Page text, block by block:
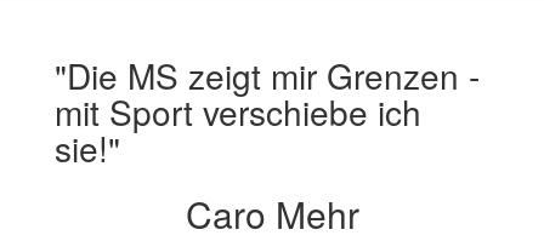
"Die MS zeigt mir Grenzen -
mit Sport verschiebe ich
sie!"
Caro Mehr